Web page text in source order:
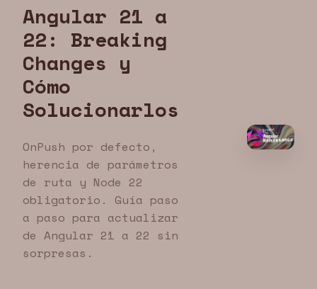
Angular 21 a
22: Breaking
Changes y
Cómo
Solucionarlos
OnPush por defecto,
herencia de parámetros
de ruta y Node 22
obligatorio. Guía paso
a paso para actualizar
de Angular 21 a 22 sin
sorpresas.